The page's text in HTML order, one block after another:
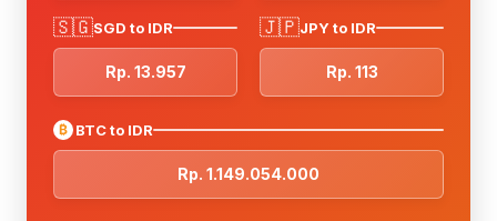
🇸🇬SGD to IDR
Rp. 13.957
🇯🇵JPY to IDR
Rp. 113
₿ BTC to IDR
Rp. 1.149.054.000